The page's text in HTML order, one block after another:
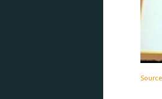
Source